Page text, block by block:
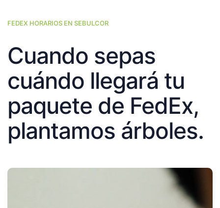
FEDEX HORARIOS EN SEBULCOR
Cuando sepas
cuándo llegará tu
paquete de FedEx,
plantamos árboles.